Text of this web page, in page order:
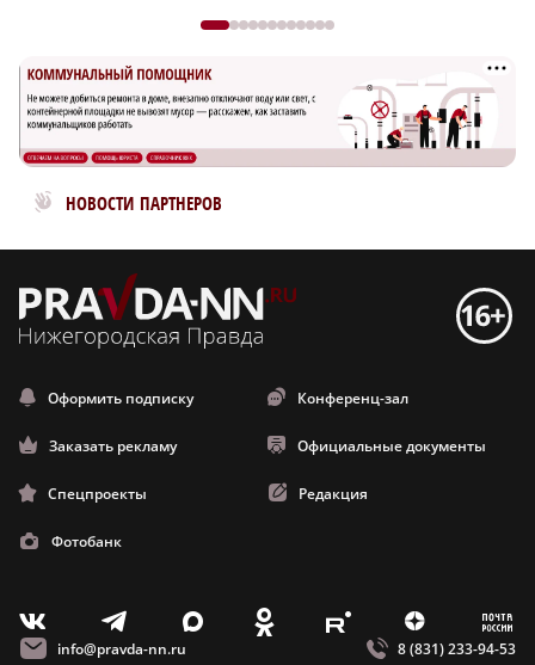
НОВОСТИ ПАРТНЕРОВ
Новости МирТесен
Оформить подписку Конференц-зал
Заказать рекламу Официальные документы
Спецпроекты Редакция
Фотобанк
V T X O E Z m
info@pravda-nn.ru 8 (831) 233-94-53